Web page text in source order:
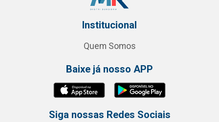
Institucional
Quem Somos
Baixe já nosso APP
Siga nossas Redes Sociais